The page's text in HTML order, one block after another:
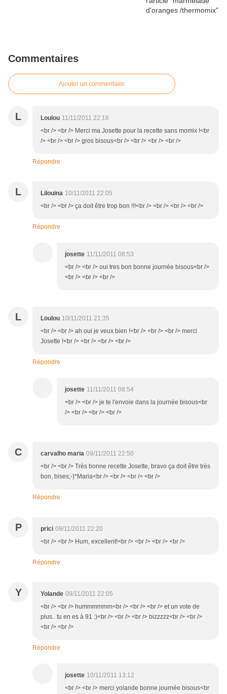
Commentaires
Ajouter un commentaire
L Loulou 11/11/2011 22:16
<br /> <br /> Merci ma Josette pour la recette sans momix !<br
/> <br /> <br /> gros bisous<br /> <br /> <br /> <br />
Répondre
L Lilouina 10/11/2011 22:05
<br /> <br /> ça doit être trop bon !!!<br /> <br /> <br /> <br />
Répondre
josette 11/11/2011 08:53
<br /> <br /> oui tres bon bonne journée bisous<br />
<br /> <br /> <br />
L Loulou 10/11/2011 21:35
<br /> <br /> ah oui je veux bien !<br /> <br /> <br /> merci
Josette !<br /> <br /> <br /> <br />
Répondre
josette 11/11/2011 08:54
<br /> <br /> je te l'envoie dans la journée bisous<br
/> <br /> <br /> <br />
C carvalho maria 09/11/2011 22:50
<br /> <br /> Très bonne recette Josette, bravo ça doit être très
bon, bises;-)*Maria<br /> <br /> <br /> <br />
Répondre
P prici 09/11/2011 22:20
<br /> <br /> Hum, excellent!<br /> <br /> <br /> <br />
Répondre
Y Yolande 09/11/2011 22:05
<br /> <br /> hummmmmm<br /> <br /> <br /> et un vote de
plus.. tu en es à 91 :)<br /> <br /> <br /> bizzzzz<br /> <br />
<br /> <br />
Répondre
josette 10/11/2011 13:12
<br /> <br /> merci yolande bonne journée bisous<br